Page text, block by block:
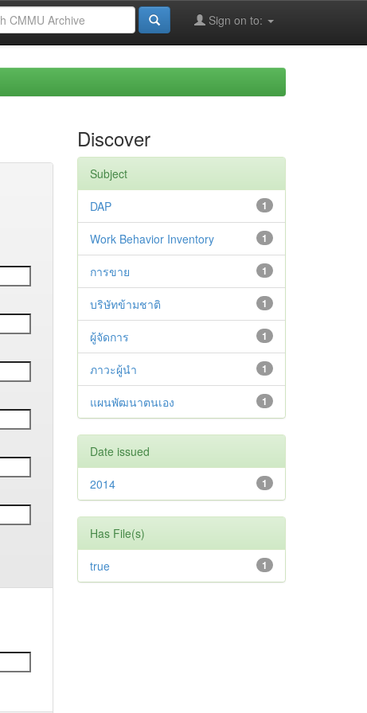
Sign on to:
Discover
Subject
1
DAP
1
Work Behavior Inventory
1
การขาย
1
บริษัทข้ามชาติ
1
ผู้จัดการ
1
ภาวะผู้นำ
1
แผนพัฒนาตนเอง
Date issued
1
2014
Has File(s)
1
true